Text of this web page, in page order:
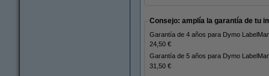
Consejo: amplía la garantía de tu
Garantía de 4 años para Dymo
24,50 €
Garantía de 5 años para Dymo
31,50 €